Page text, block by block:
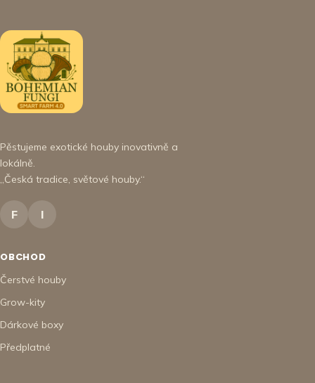
Pěstujeme exotické houby inovativně a
lokálně.
„Česká tradice, světové houby.“
F I
OBCHOD
Čerstvé houby
Grow-kity
Dárkové boxy
Předplatné